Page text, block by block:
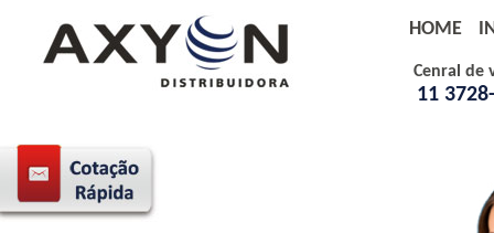
Cenral de
11
HOME